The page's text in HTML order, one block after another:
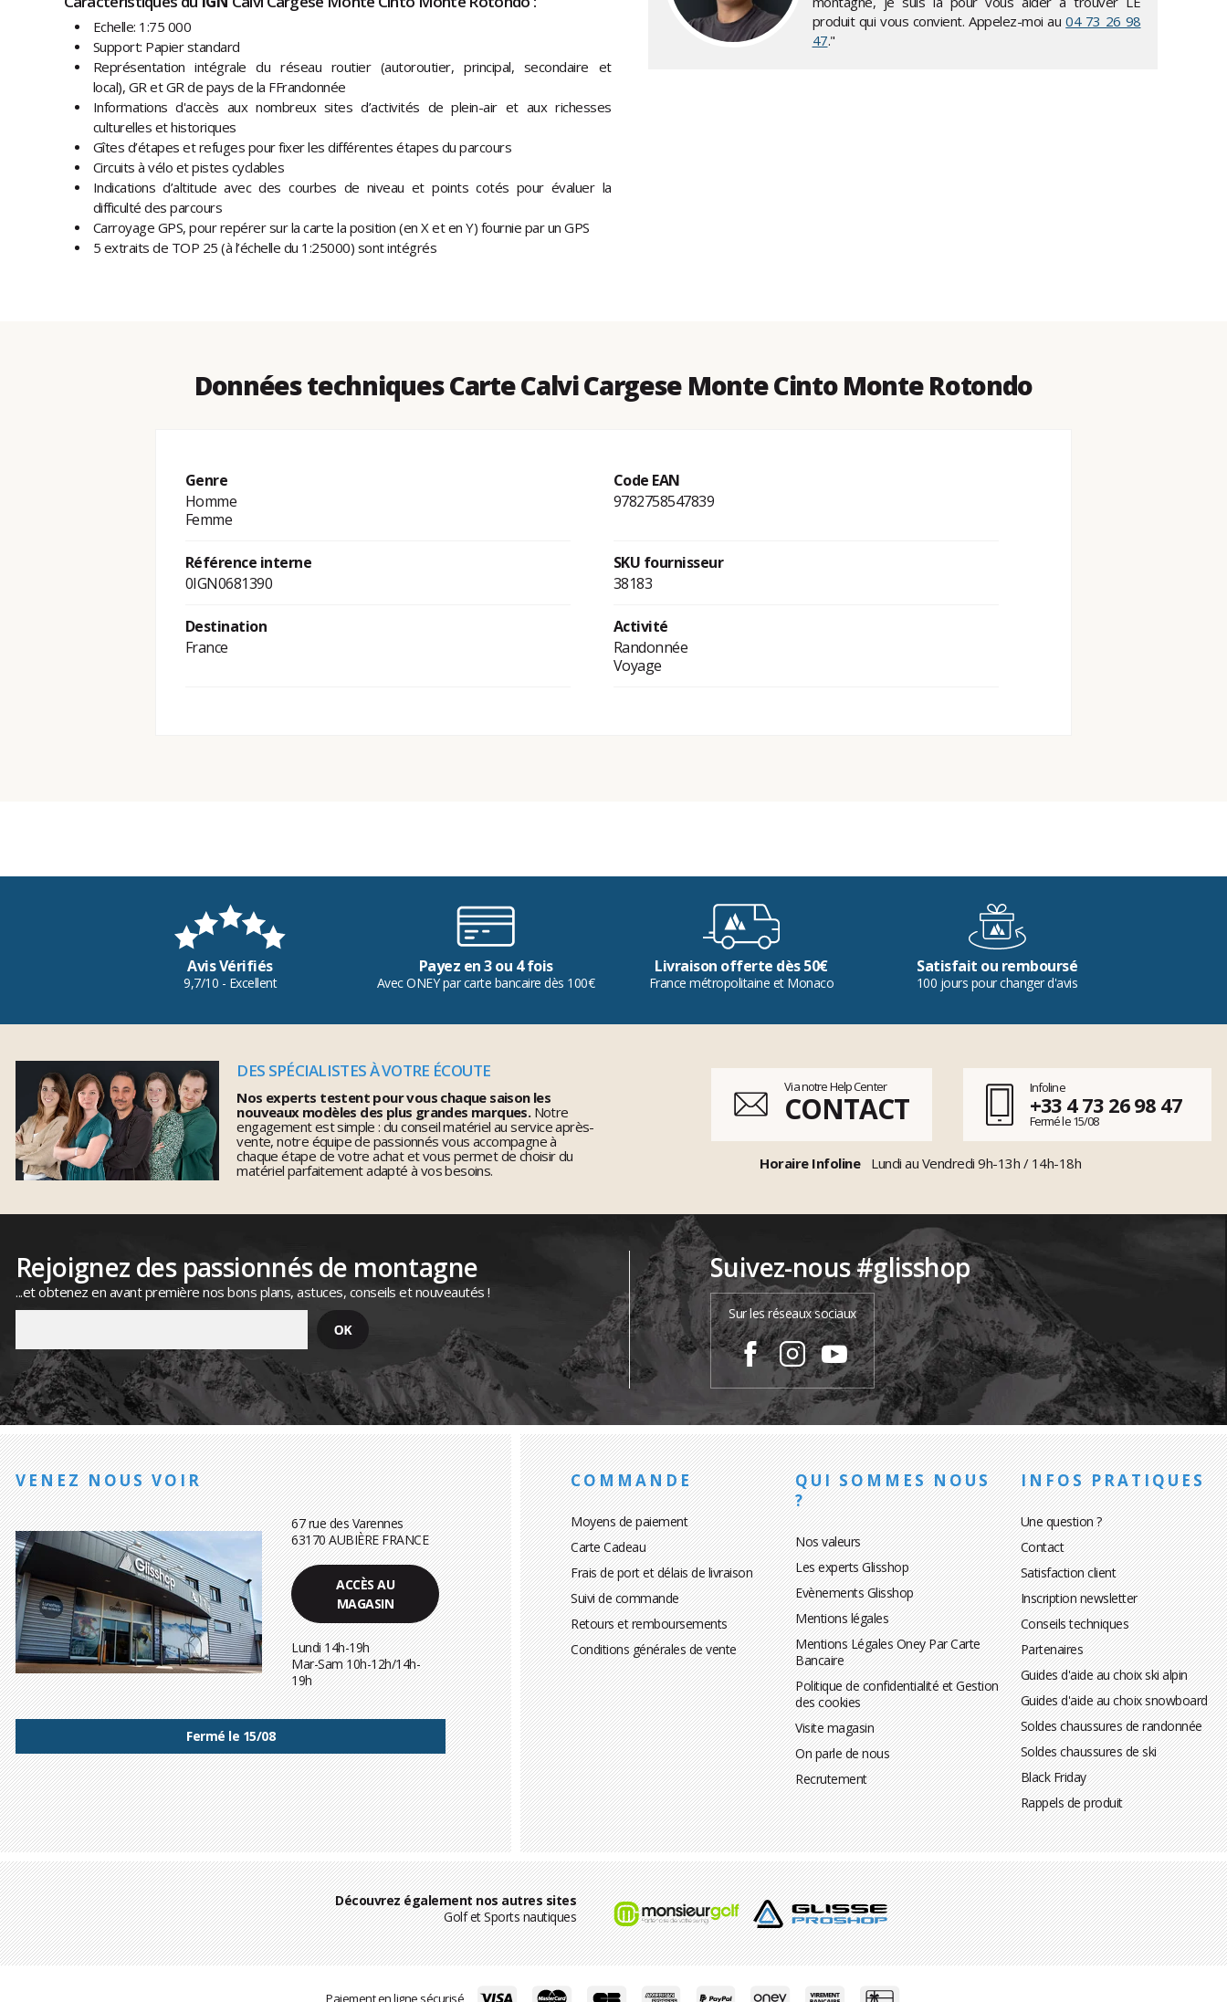
Echelle: 1:75 000
Support: Papier standard
Représentation intégrale du réseau routier (autoroutier, principal, secondaire et
local), GR et GR de pays de la FFrandonnée
Informations d'accès aux nombreux sites d’activités de plein-air et aux richesses
culturelles et historiques
Gîtes d’étapes et refuges pour fixer les différentes étapes du parcours
Circuits à vélo et pistes cyclables
Indications d’altitude avec des courbes de niveau et points cotés pour évaluer la
difficulté des parcours
Carroyage GPS, pour repérer sur la carte la position (en X et en Y) fournie par un GPS
5 extraits de TOP 25 (à l’échelle du 1:25000) sont intégrés
produit qui vous convient. Appelez-moi au04 73 26 98
47."
Données techniques Carte Calvi Cargese Monte Cinto Monte Rotondo
Genre
Homme
Femme
Code EAN
9782758547839
Référence interne
0IGN0681390
SKU fournisseur
38183
Destination
France
Activité
Randonnée
Voyage
Avis Vérifiés
9,7/10 - Excellent
Payez en 3 ou 4 fois
Avec ONEY par carte bancaire dès 100€
Livraison offerte dès 50€
France métropolitaine et Monaco
Satisfait ou remboursé
100 jours pour changer d'avis
DES SPÉCIALISTES À VOTRE ÉCOUTE
Nos experts testent pour vous chaque saison les
nouveaux modèles des plus grandes marques.Notre
engagement est simple : du conseil matériel au service après-
vente, notre équipe de passionnés vous accompagne à
chaque étape de votre achat et vous permet de choisir du
matériel parfaitement adapté à vos besoins.
Via notre Help Center
CONTACT
Infoline
+33 4 73 26 98 47
Fermé le 15/08
Horaire Infoline Lundi au Vendredi 9h-13h / 14h-18h
Rejoignez des passionnés de montagne
...et obtenez en avant première nos bons plans, astuces, conseils et nouveautés !
Suivez-nous #glisshop
Sur les réseaux sociaux
VENEZ NOUS VOIR
67 rue des Varennes
63170 AUBIÈRE FRANCE
ACCÈS AU
MAGASIN
Lundi 14h-19h
Mar-Sam 10h-12h/14h-
19h
Fermé le 15/08
COMMANDE
Moyens de paiement
Carte Cadeau
Frais de port et délais de livraison
Suivi de commande
Retours et remboursements
Conditions générales de vente
QUI SOMMES NOUS
?
Nos valeurs
Les experts Glisshop
Evènements Glisshop
Mentions légales
Mentions Légales Oney Par Carte
Bancaire
Politique de confidentialité et Gestion
des cookies
Visite magasin
On parle de nous
Recrutement
INFOS PRATIQUES
Une question ?
Contact
Satisfaction client
Inscription newsletter
Conseils techniques
Partenaires
Guides d'aide au choix ski alpin
Guides d'aide au choix snowboard
Soldes chaussures de randonnée
Soldes chaussures de ski
Black Friday
Rappels de produit
Découvrez également nos autres sites
Golf et Sports nautiques
Paiement en ligne sécurisé